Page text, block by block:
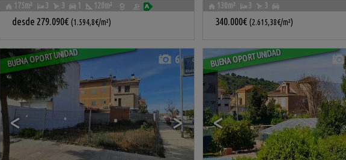
175m² 3 3 1 120m²
desde 279.090€ (1.594,8€/m²)
130m² 3 3
340.000€ (2.615,38€/m²)
BUENA OPORTUNIDAD
< >
6 BUENA OPORTUNIDAD
<